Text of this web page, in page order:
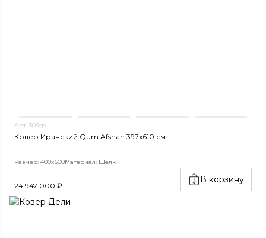
Арт. 303ср
Ковер Иранский Qum Afshan 397x610 см
Размер: 400x600Материал: Шёлк
24 947 000 ₽
В корзину